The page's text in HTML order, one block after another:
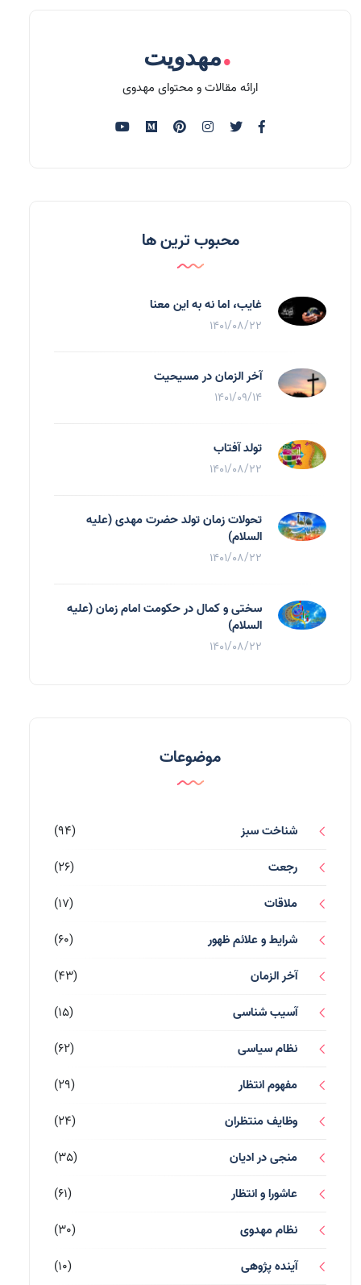
.مهدویت
ارائه مقالات و محتوای مهدوی
محبوب ترین ها
غایب، اما نه به اين معنا
1401/08/22
آخر الزمان در مسیحیت
1401/09/14
تولد آفتاب
1401/08/22
تحولات زمان تولد حضرت مهدی (علیه
السلام)
1401/08/22
سختی و کمال در حکومت امام زمان (علیه
السلام)
1401/08/22
موضوعات
شناخت سبز
(94)
رجعت
(26)
ملاقات
(17)
شرایط و علائم ظهور
(60)
آخر الزمان
(43)
آسیب شناسی
(15)
نظام سیاسی
(62)
مفهوم انتظار
(29)
وظایف منتظران
(24)
منجی در ادیان
(35)
عاشورا و انتظار
(61)
نظام مهدوی
(30)
آینده پژوهی
(10)